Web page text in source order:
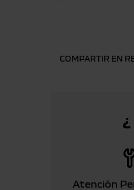
COMPARTIR EN
Atención